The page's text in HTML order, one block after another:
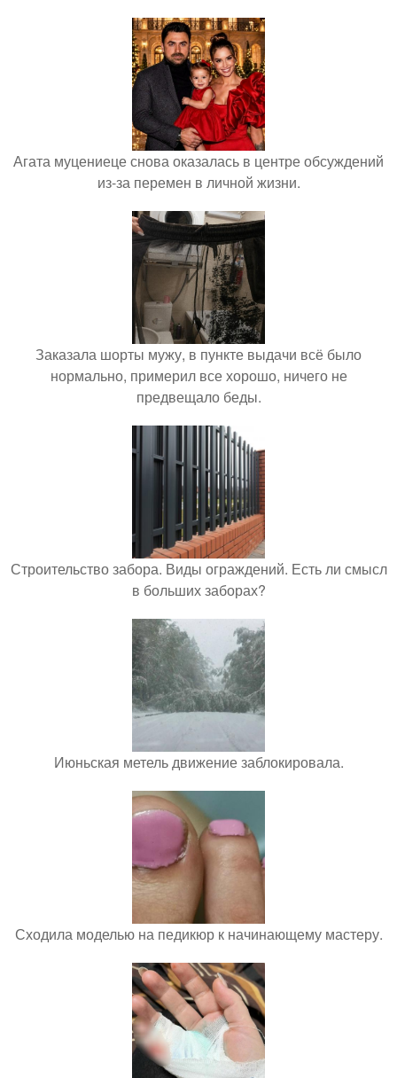
Агата муцениеце снова оказалась в центре обсуждений
из-за перемен в личной жизни.
Заказала шорты мужу, в пункте выдачи всё было
нормально, примерил все хорошо, ничего не
предвещало беды.
Строительство забора. Виды ограждений. Есть ли смысл
в больших заборах?
Июньская метель движение заблокировала.
Сходила моделью на педикюр к начинающему мастеру.